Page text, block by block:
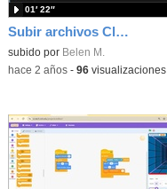
Subir archivos Cloud Educamadrid
Contenido educativo.
subido por Belen M.
01′ 22″
-hace 2 años- 96visualizaciones